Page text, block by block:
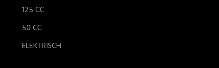
125 CC
50 CC
ELEKTRISCH